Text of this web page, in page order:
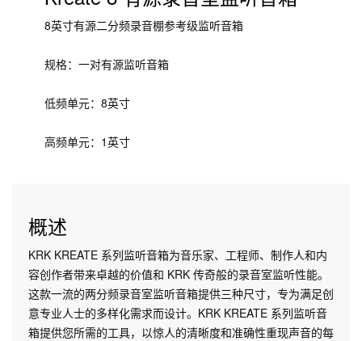
8英寸有源二分频录音棚参考级监听音箱
规格：一对有源监听音箱
低频单元：8英寸
高频单元：1英寸
概述
KRK KREATE 系列监听音箱为音乐家、工程师、制作人和内
容创作者带来卓越的价值和 KRK 传奇般的录音室监听性能。
这款一流的两分频录音室监听音箱提供三种尺寸，专为满足创
意专业人士的多样化需求而设计。KRK KREATE 系列监听音
箱提供您所需的工具，以惊人的清晰度和准确性重现声音的每